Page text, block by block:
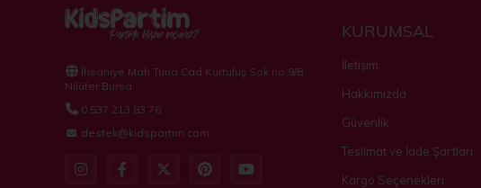
İhsaniye Mah Tuna Cad Kurtuluş Sok no:9/B
Nilüfer Bursa
0 537 213 83 76
destek@kidspartim.com
KURUMSAL
İletişim
Hakkımızda
Güvenlik
Teslimat ve İade Şartları
Kargo Seçenekleri